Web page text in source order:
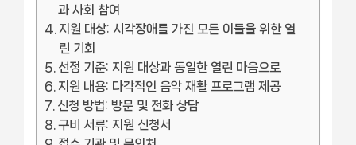
과 사회 참여
지원 대상: 시각장애를 가진 모든 이들을 위한 열
린 기회
선정 기준: 지원 대상과 동일한 열린 마음으로
지원 내용: 다각적인 음악 재활 프로그램 제공
신청 방법: 방문 및 전화 상담
구비 서류: 지원 신청서